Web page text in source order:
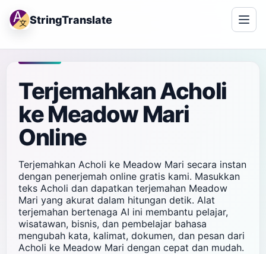
StringTranslate
Terjemahkan Acholi
ke Meadow Mari
Online
Terjemahkan Acholi ke Meadow Mari secara instan
dengan penerjemah online gratis kami. Masukkan
teks Acholi dan dapatkan terjemahan Meadow
Mari yang akurat dalam hitungan detik. Alat
terjemahan bertenaga AI ini membantu pelajar,
wisatawan, bisnis, dan pembelajar bahasa
mengubah kata, kalimat, dokumen, dan pesan dari
Acholi ke Meadow Mari dengan cepat dan mudah.